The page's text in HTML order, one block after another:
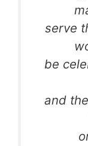
serve
be
and